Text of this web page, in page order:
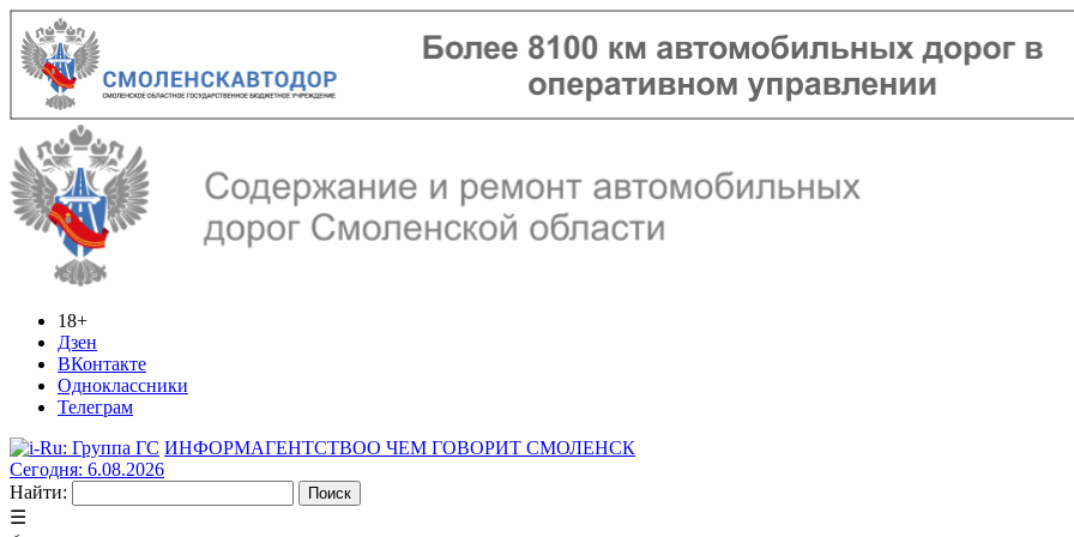
18+
Дзен
ВКонтакте
Одноклассники
Телеграм
ИНФОРМАГЕНТСТВОО ЧЕМ ГОВОРИТ СМОЛЕНСК
Сегодня: 6.08.2026
Найти:
☰